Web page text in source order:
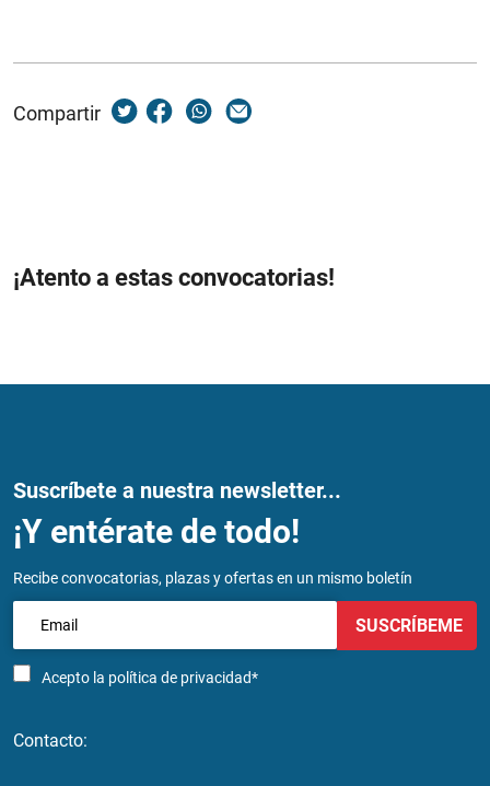
Compartir
¡Atento a estas convocatorias!
Suscríbete a nuestra newsletter...
¡Y entérate de todo!
Recibe convocatorias, plazas y ofertas en un mismo boletín
Acepto la política de privacidad*
SUSCRÍBEME
Contacto: